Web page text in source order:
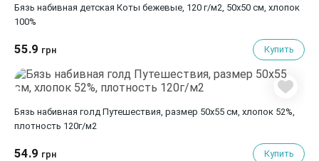
Бязь набивная детская Коты бежевые, 120 г/м2, 50х50 см, хлопок
100%
55.9 грн Купить
Бязь набивная голд Путешествия, размер 50х55 см, хлопок 52%,
плотность 120г/м2
54.9 грн Купить